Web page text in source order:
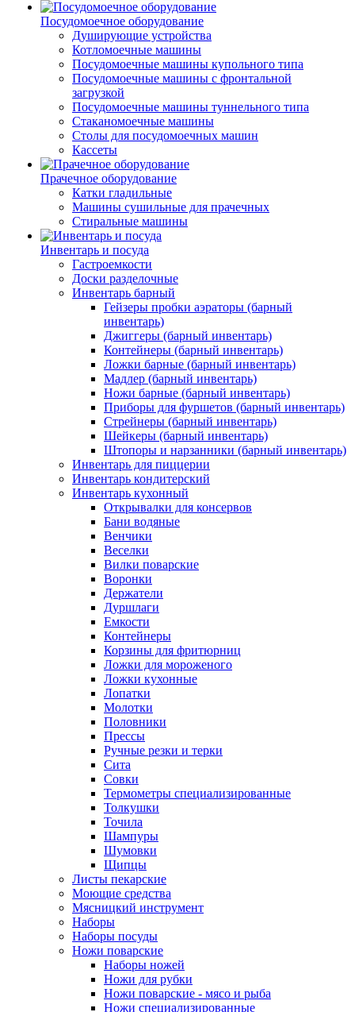
Посудомоечное оборудование
Душирующие устройства
Котломоечные машины
Посудомоечные машины купольного типа
Посудомоечные машины с фронтальной
загрузкой
Посудомоечные машины туннельного типа
Стаканомоечные машины
Столы для посудомоечных машин
Кассеты
Прачечное оборудование
Катки гладильные
Машины сушильные для прачечных
Стиральные машины
Инвентарь и посуда
Гастроемкости
Доски разделочные
Инвентарь барный
Гейзеры пробки аэраторы (барный
инвентарь)
Джиггеры (барный инвентарь)
Контейнеры (барный инвентарь)
Ложки барные (барный инвентарь)
Мадлер (барный инвентарь)
Ножи барные (барный инвентарь)
Приборы для фуршетов (барный инвентарь)
Стрейнеры (барный инвентарь)
Шейкеры (барный инвентарь)
Штопоры и нарзанники (барный инвентарь)
Инвентарь для пиццерии
Инвентарь кондитерский
Инвентарь кухонный
Открывалки для консервов
Бани водяные
Венчики
Веселки
Вилки поварские
Воронки
Держатели
Дуршлаги
Емкости
Контейнеры
Корзины для фритюрниц
Ложки для мороженого
Ложки кухонные
Лопатки
Молотки
Половники
Прессы
Ручные резки и терки
Сита
Совки
Термометры специализированные
Толкушки
Точила
Шампуры
Шумовки
Щипцы
Листы пекарские
Моющие средства
Мясницкий инструмент
Наборы
Наборы посуды
Ножи поварские
Наборы ножей
Ножи для рубки
Ножи поварские - мясо и рыба
Ножи специализированные